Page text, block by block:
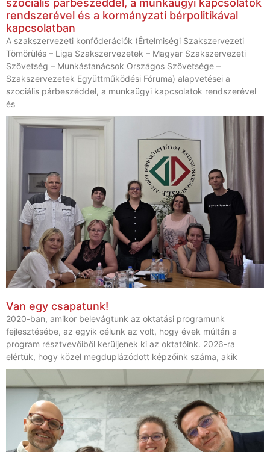
szociális párbeszéddel, a munkaügyi kapcsolatok
rendszerével és a kormányzati bérpolitikával
kapcsolatban
A szakszervezeti konföderációk (Értelmiségi Szakszervezeti
Tömörülés – Liga Szakszervezetek – Magyar Szakszervezeti
Szövetség – Munkástanácsok Országos Szövetsége –
Szakszervezetek Együttműködési Fóruma) alapvetései a
szociális párbeszéddel, a munkaügyi kapcsolatok rendszerével
és
Van egy csapatunk!
2020-ban, amikor belevágtunk az oktatási programunk
fejlesztésébe, az egyik célunk az volt, hogy évek múltán a
program résztvevőiből kerüljenek ki az oktatóink. 2026-ra
elértük, hogy közel megduplázódott képzőink száma, akik